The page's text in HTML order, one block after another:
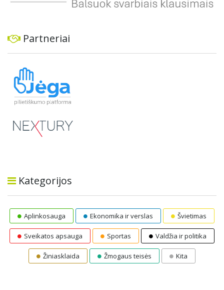
Partneriai
Kategorijos
Aplinkosauga Ekonomika ir verslas Švietimas
Sveikatos apsauga Sportas Valdžia ir politika
Žiniasklaida Žmogaus teisės Kita